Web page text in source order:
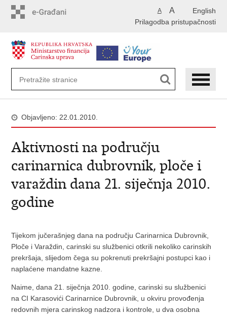
English
A A
Prilagodba pristupačnosti
Objavljeno: 22.01.2010.
Aktivnosti na području
carinarnica dubrovnik, ploče i
varaždin dana 21. siječnja 2010.
godine
Tijekom jučerašnjeg dana na području Carinarnica Dubrovnik,
Ploče i Varaždin, carinski su službenici otkrili nekoliko carinskih
prekršaja, slijedom čega su pokrenuti prekršajni postupci kao i
naplaćene mandatne kazne.
Naime, dana 21. siječnja 2010. godine, carinski su službenici
na CI Karasovići Carinarnice Dubrovnik, u okviru provođenja
redovnih mjera carinskog nadzora i kontrole, u dva osobna